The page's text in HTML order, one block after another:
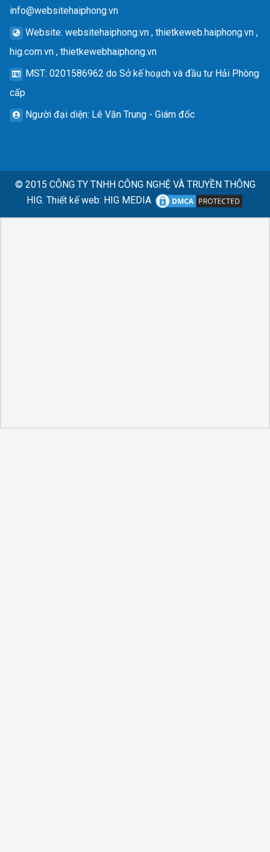
info@websitehaiphong.vn
Website: websitehaiphong.vn , thietkeweb.haiphong.vn ,
hig.com.vn , thietkewebhaiphong.vn
MST: 0201586962 do Sở kế hoạch và đầu tư Hải Phòng
cấp
Người đại diện: Lê Văn Trung - Giám đốc
© 2015 CÔNG TY TNHH CÔNG NGHỆ VÀ TRUYỀN THÔNG
HIG. Thiết kế web: HIG MEDIA